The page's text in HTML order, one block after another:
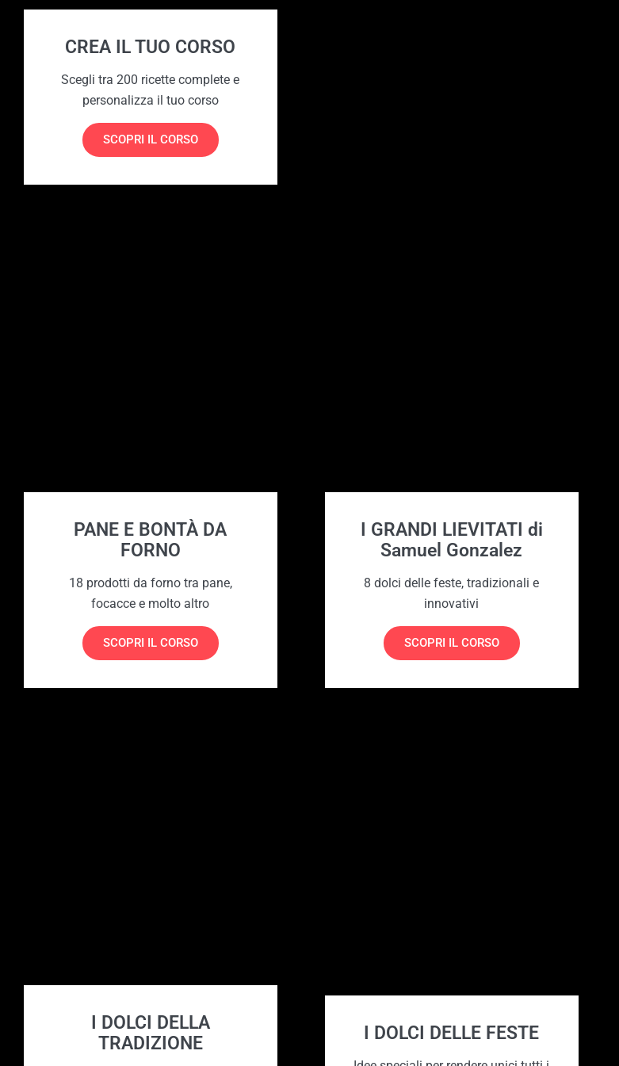
CREA IL TUO CORSO
Scegli tra 200 ricette complete e
personalizza il tuo corso
SCOPRI IL CORSO
PANE E BONTÀ DA
FORNO
18 prodotti da forno tra pane,
focacce e molto altro
SCOPRI IL CORSO
I GRANDI LIEVITATI di
Samuel Gonzalez
8 dolci delle feste, tradizionali e
innovativi
SCOPRI IL CORSO
I DOLCI DELLA
TRADIZIONE
I DOLCI DELLE FESTE